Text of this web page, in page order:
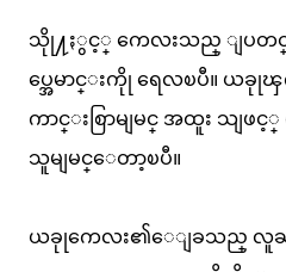
သိုု႔ႏွင့္ ကေလးသည္ ျပ
ပ္အေမာင္းကိုု ရေလၿပီ။
ကာင္းစြာမျမင္ အထူး သျဖ
သူမျမင္ေတာ့ၿပီ။
ယခုုကေလး၏ေျခသည္ လူႀကီ